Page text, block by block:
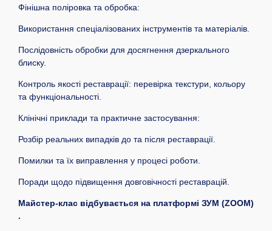
Фінішна поліровка та обробка:
Використання спеціалізованих інструментів та матеріалів.
Послідовність обробки для досягнення дзеркального
блиску.
Контроль якості реставрації: перевірка текстури, кольору
та функціональності.
Клінічні приклади та практичне застосування:
Розбір реальних випадків до та після реставрації.
Помилки та їх виправлення у процесі роботи.
Поради щодо підвищення довговічності реставрацій.
Майстер-клас відбувається на платформі ЗУМ (ZOOM)
.